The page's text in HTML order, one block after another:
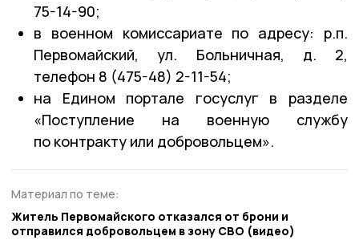
75-14-90;
в военном комиссариате по адресу: р.п.
Первомайский, ул. Больничная, д. 2,
телефон 8 (475-48) 2-11-54;
на Едином портале госуслуг в разделе
«Поступление на военную службу
по контракту или добровольцем».
Материал по теме:
Житель Первомайского отказался от брони и
отправился добровольцем в зону СВО (видео)